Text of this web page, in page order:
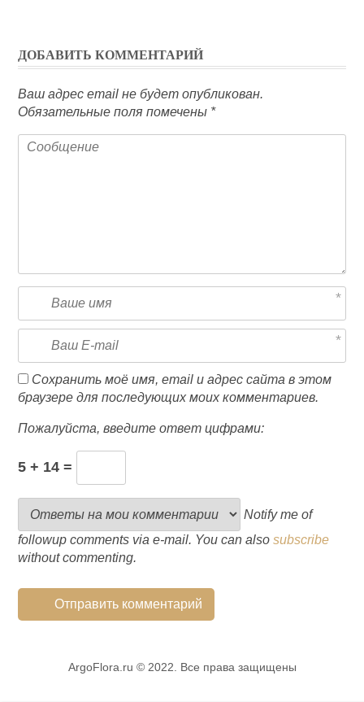
ДОБАВИТЬ КОММЕНТАРИЙ
Ваш адрес email не будет опубликован.
Обязательные поля помечены *
Сохранить моё имя, email и адрес сайта в этом
браузере для последующих моих комментариев.
Пожалуйста, введите ответ цифрами:
5 + 14 =
Notify me of
followup comments via e-mail. You can alsosubscribe
without commenting.
ArgoFlora.ru © 2022. Все права защищены